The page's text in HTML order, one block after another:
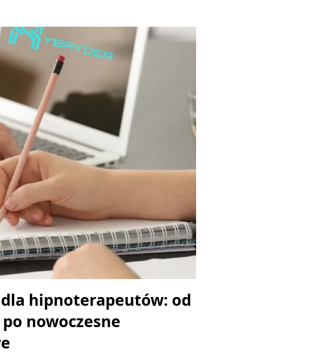
hipnoterapeutów: od
nowoczesne